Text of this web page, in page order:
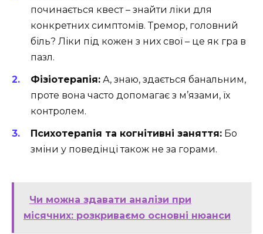
починається квест – знайти ліки для
конкретних симптомів. Тремор, головний
біль? Ліки під кожен з них свої – це як гра в
пазл.
Фізіотерапія: А, знаю, здається банальним,
проте вона часто допомагає з м’язами, їх
контролем.
Психотерапія та когнітивні заняття: Бо
зміни у поведінці також не за горами.
Чи можна здавати аналізи при
місячних: розкриваємо основні нюанси